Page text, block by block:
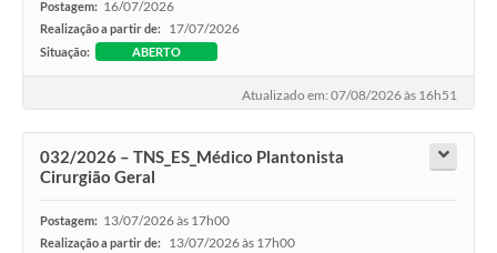
Postagem: 16/07/2026
Realização a partir de: 17/07/2026
Situação: ABERTO
Atualizado em: 07/08/2026 às 16h51
032/2026 – TNS_ES_Médico Plantonista
Cirurgião Geral
Postagem: 13/07/2026 às 17h00
Realização a partir de: 13/07/2026 às 17h00